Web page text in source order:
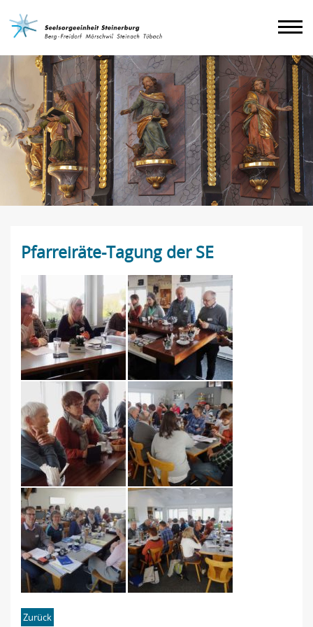
Agenda
Impressum
Pfarreiräte-Tagung der SE